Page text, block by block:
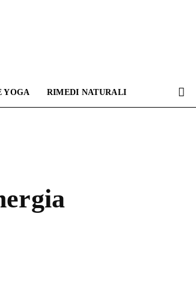
YOGA RIMEDI NATURALI